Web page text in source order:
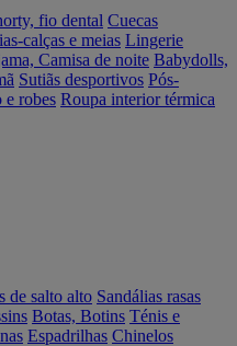
fio dental Cuecas
calças e meias Lingerie
Camisa de noite Babydolls,
Sutiãs desportivos Pós-
e robes Roupa interior térmica
de salto alto Sandálias rasas
Botas, Botins Ténis e
Espadrilhas Chinelos